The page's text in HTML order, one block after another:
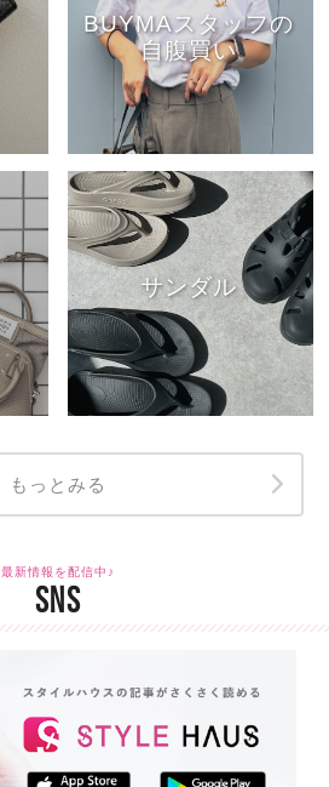
BUYMAスタッフの
自腹買い
サンダル
もっとみる
最新情報を配信中♪
SNS